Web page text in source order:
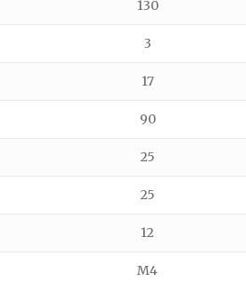
130
3
17
90
25
25
12
M4